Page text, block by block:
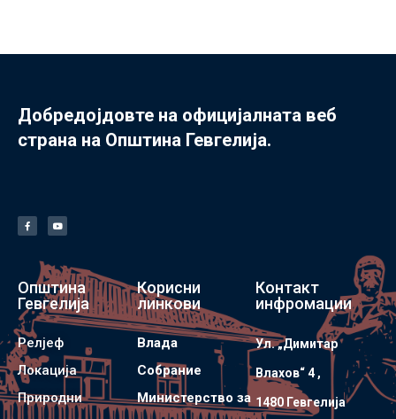
Добредојдовте на официјалната веб
страна на Општина Гевгелија.
Општина
Гевгелија
Релјеф
Локација
Природни
Корисни
линкови
Влада
Собрание
Министерство за
Контакт
инфромации
Ул. „Димитар
Влахов“ 4 ,
1480 Гевгелијa